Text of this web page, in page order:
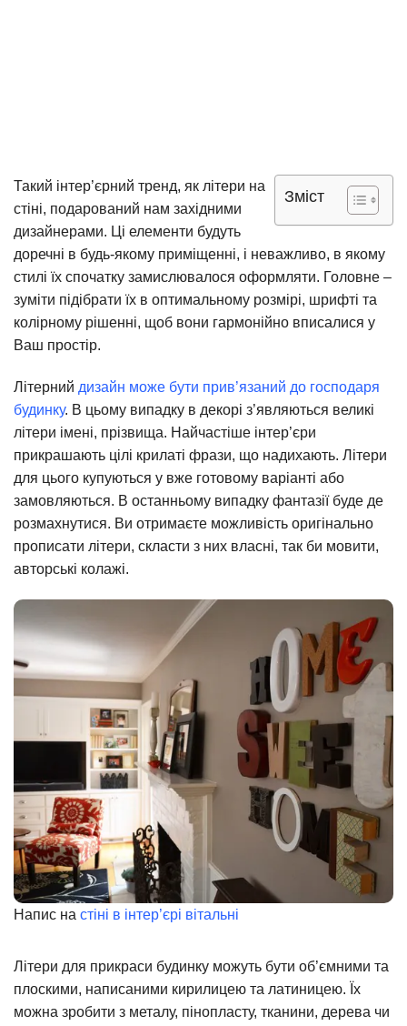
Зміст
Такий інтер’єрний тренд, як літери на
стіні, подарований нам західними
дизайнерами. Ці елементи будуть
доречні в будь-якому приміщенні, і неважливо, в якому
стилі їх спочатку замислювалося оформляти. Головне –
зуміти підібрати їх в оптимальному розмірі, шрифті та
колірному рішенні, щоб вони гармонійно вписалися у
Ваш простір.
Літерний дизайн може бути прив’язаний до господаря
будинку. В цьому випадку в декорі з’являються великі
літери імені, прізвища. Найчастіше інтер’єри
прикрашають цілі крилаті фрази, що надихають. Літери
для цього купуються у вже готовому варіанті або
замовляються. В останньому випадку фантазії буде де
розмахнутися. Ви отримаєте можливість оригінально
прописати літери, скласти з них власні, так би мовити,
авторські колажі.
Напис на стіні в інтер’єрі вітальні
Літери для прикраси будинку можуть бути об’ємними та
плоскими, написаними кирилицею та латиницею. Їх
можна зробити з металу, пінопласту, тканини, дерева чи